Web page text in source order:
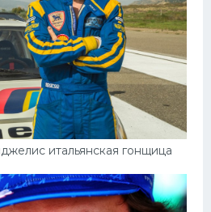
итальянская гонщица